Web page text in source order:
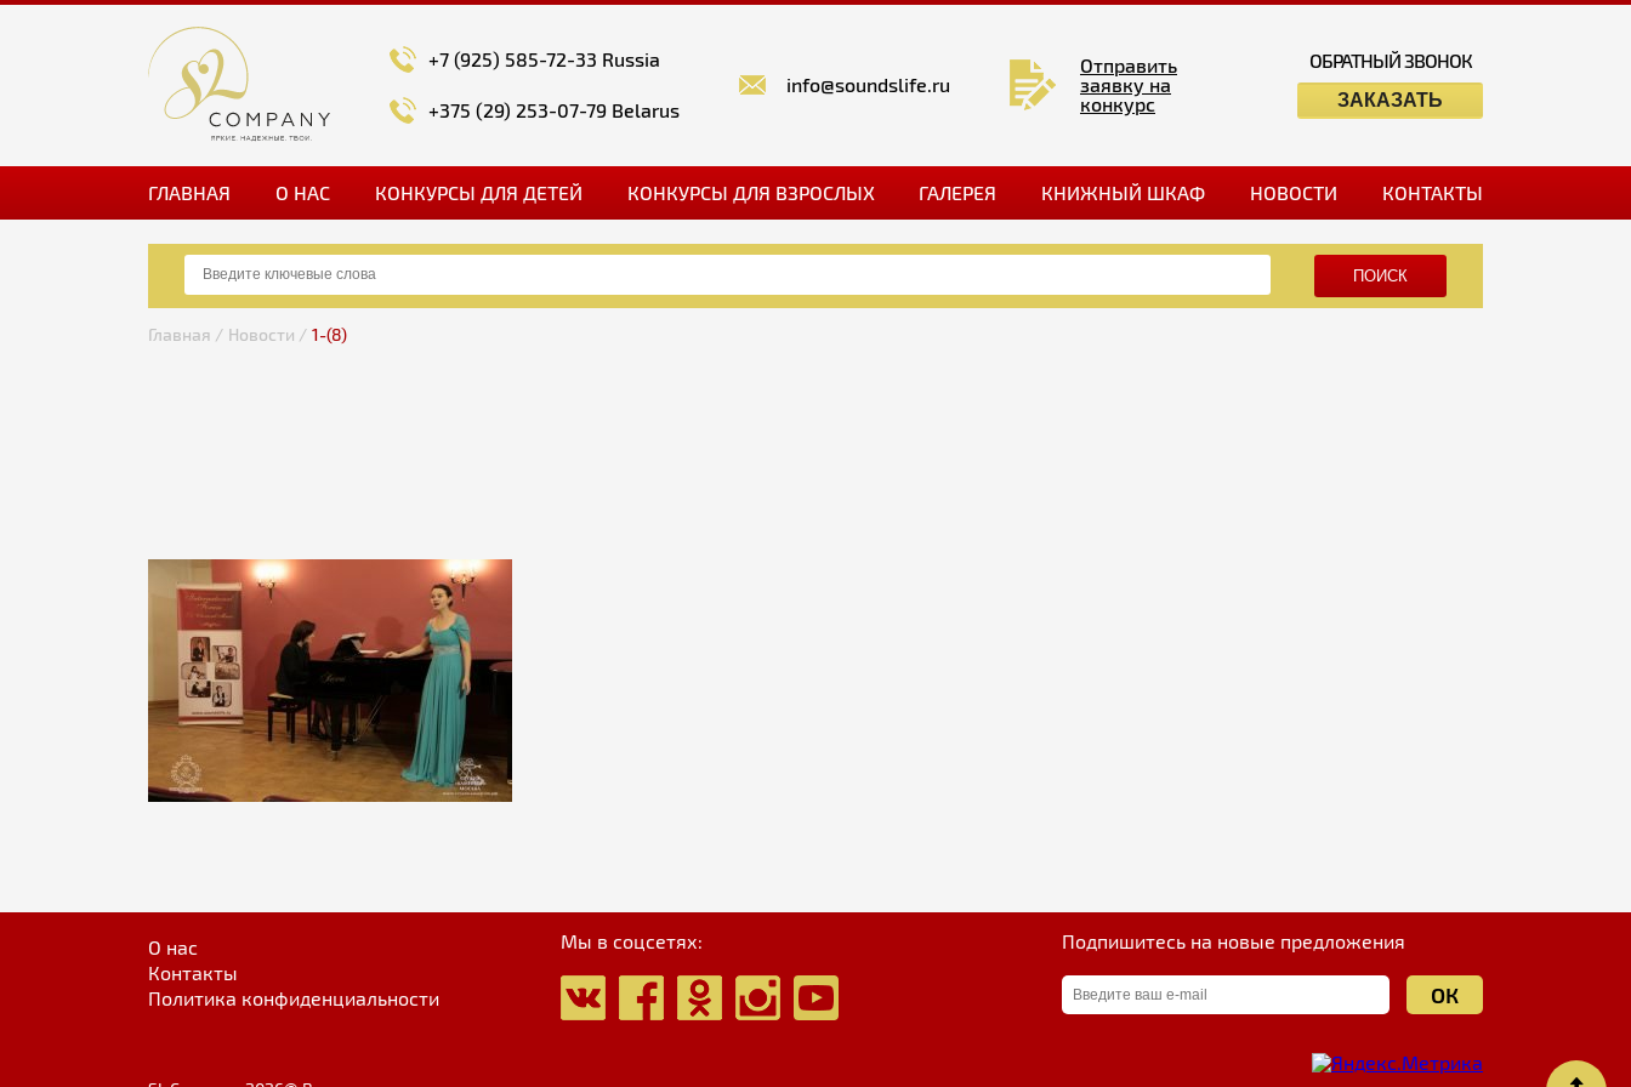
+7 (925) 585-72-33 Russia
+375 (29) 253-07-79 Belarus
info@soundslife.ru
Отправить
заявку на
конкурс
ОБРАТНЫЙ ЗВОНОК
ЗАКАЗАТЬ
ГЛАВНАЯ О НАС КОНКУРСЫ ДЛЯ ДЕТЕЙ КОНКУРСЫ ДЛЯ ВЗРОСЛЫХ ГАЛЕРЕЯ КНИЖНЫЙ ШКАФ НОВОСТИ КОНТАКТЫ
ПОИСК
Главная / Новости / 1-(8)
О нас
Контакты
Политика конфиденциальности
Мы в соцсетях: Подпишитесь на новые предложения